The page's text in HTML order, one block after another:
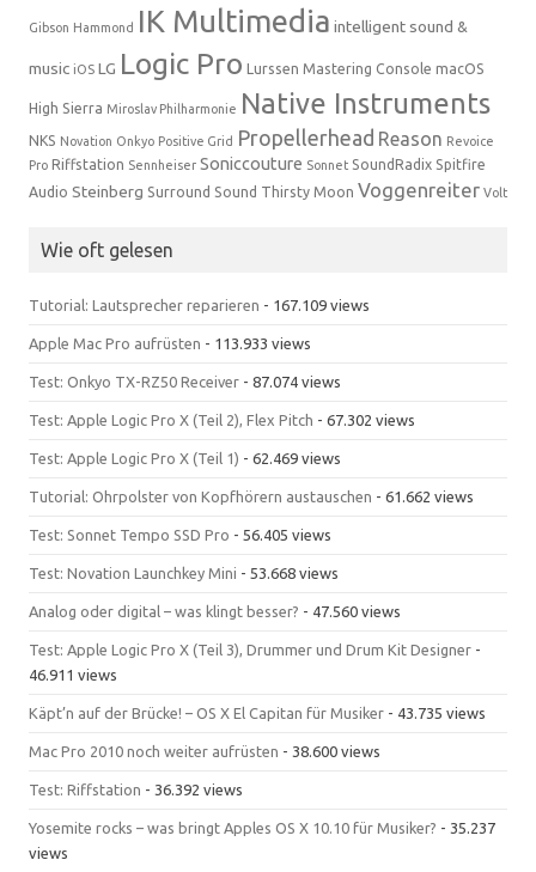
Gibson Hammond IK Multimedia intelligent sound &
music iOS LG Logic Pro Lurssen Mastering Console macOS
High Sierra Miroslav Philharmonie Native Instruments
NKS Novation Onkyo Positive Grid Propellerhead Reason Revoice
Pro Riffstation Sennheiser Soniccouture Sonnet SoundRadix Spitfire
Audio Steinberg Surround Sound Thirsty Moon Voggenreiter Volt
Wie oft gelesen
Tutorial: Lautsprecher reparieren - 167.109 views
Apple Mac Pro aufrüsten - 113.933 views
Test: Onkyo TX-RZ50 Receiver - 87.074 views
Test: Apple Logic Pro X (Teil 2), Flex Pitch - 67.302 views
Test: Apple Logic Pro X (Teil 1) - 62.469 views
Tutorial: Ohrpolster von Kopfhörern austauschen - 61.662 views
Test: Sonnet Tempo SSD Pro - 56.405 views
Test: Novation Launchkey Mini - 53.668 views
Analog oder digital – was klingt besser? - 47.560 views
Test: Apple Logic Pro X (Teil 3), Drummer und Drum Kit Designer -
46.911 views
Käpt’n auf der Brücke! – OS X El Capitan für Musiker - 43.735 views
Mac Pro 2010 noch weiter aufrüsten - 38.600 views
Test: Riffstation - 36.392 views
Yosemite rocks – was bringt Apples OS X 10.10 für Musiker? - 35.237
views